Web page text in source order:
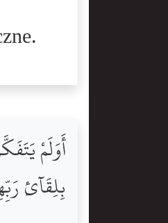
أَوَلَمْ
بِلِقَآئِ